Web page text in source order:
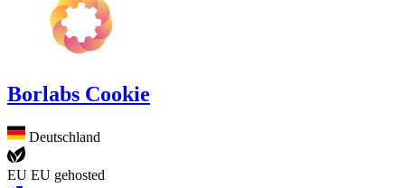
Borlabs Cookie
Deutschland
EU EU gehosted